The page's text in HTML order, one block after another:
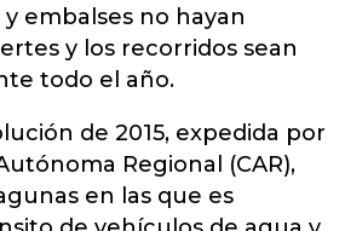
embalses no hayan
y los recorridos sean
todo el año.
de 2015, expedida por
Regional (CAR),
en las que es